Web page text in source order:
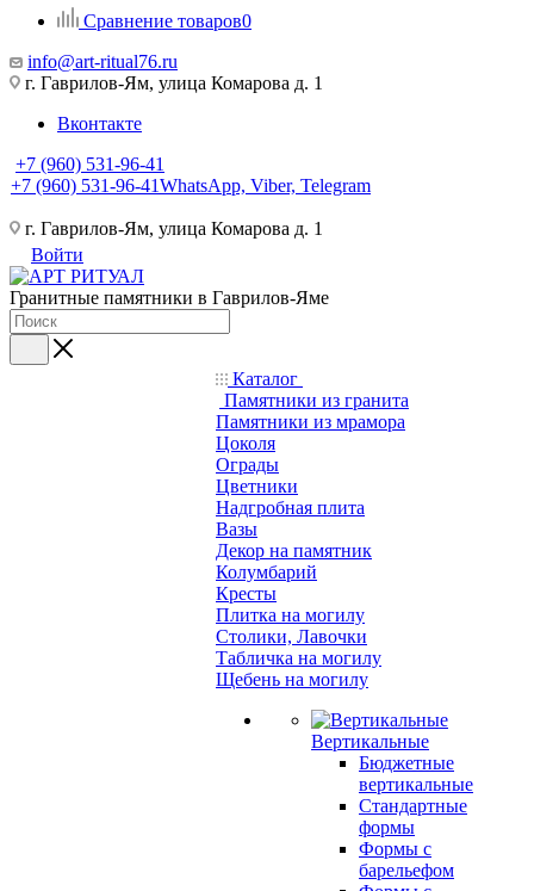
Сравнение товаров0
info@art-ritual76.ru
г. Гаврилов-Ям, улица Комарова д. 1
Вконтакте
+7 (960) 531-96-41
+7 (960) 531-96-41WhatsApp, Viber, Telegram
г. Гаврилов-Ям, улица Комарова д. 1
Войти
Гранитные памятники в Гаврилов-Яме
Каталог
Памятники из гранита
Памятники из мрамора
Цоколя
Ограды
Цветники
Надгробная плита
Вазы
Декор на памятник
Колумбарий
Кресты
Плитка на могилу
Столики, Лавочки
Табличка на могилу
Щебень на могилу
Вертикальные
Бюджетные
вертикальные
Стандартные
формы
Формы с
барельефом